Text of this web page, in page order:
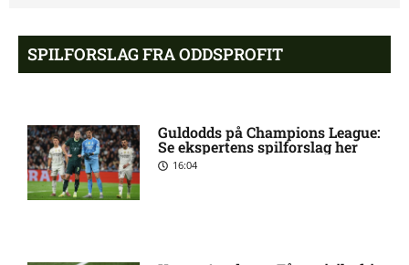
skade hos Bodø/Glimt
Bodo/Glimt: Optakt,
forventede opstillinger,
skader og karantæner
[2026/08/08]
SPILFORSLAG FRA ODDSPROFIT
Guldodds på Champions League:
Se ekspertens spilforslag her
16:04